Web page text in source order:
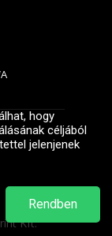
Kft.